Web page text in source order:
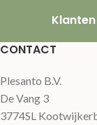
CONTACT
Plesanto B.V.
De Vang 3
3774SL